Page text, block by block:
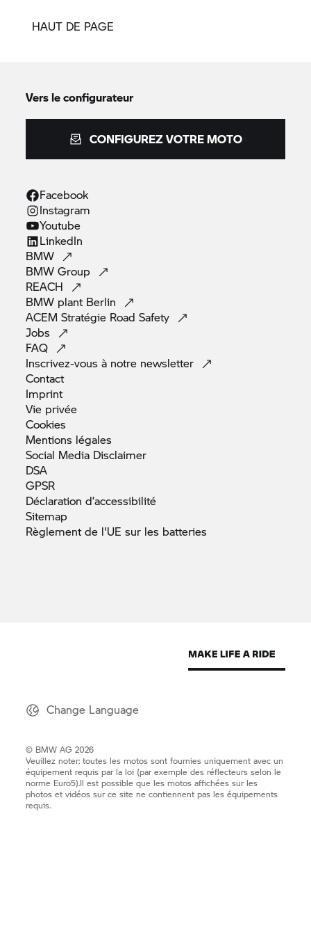
HAUT DE PAGE
Vers le configurateur
CONFIGUREZ VOTRE MOTO
Facebook
Instagram
Youtube
LinkedIn
BMW
BMWGroup
REACH
BMW plant Berlin
ACEM Stratégie RoadSafety
Jobs
FAQ
Inscrivez-vous à notre newsletter
Contact
Imprint
Vie privée
Cookies
Mentions légales
Social Media Disclaimer
DSA
GPSR
Déclarationd’accessibilité
Sitemap
Règlement de l'UE sur les batteries
Change Language
© BMW AG 2026
Veuillez noter: toutes les motos sont fournies uniquement avec un
équipement requis par la loi (par exemple des réflecteurs selon le
norme Euro5).Il est possible que les motos affichées sur les
photos et vidéos sur ce site ne contiennent pas les équipements
requis.